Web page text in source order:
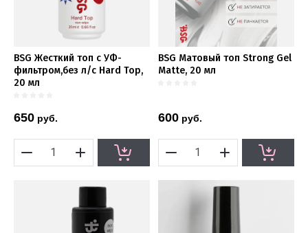
BSG Жесткий топ с УФ-
фильтром,без л/c Hard Top,
20 мл
650 руб.
BSG Матовый топ Strong Gel
Matte, 20 мл
600 руб.